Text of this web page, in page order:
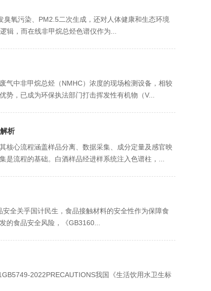
氧污染、PM2.5二次生成，还对人体健康和生态环境
辑，而在线非甲烷总烃色谱仪作为...
气中非甲烷总烃（NMHC）浓度的现场检测设备，相较
，已成为环保执法部门打击挥发性有机物（V...
析
核心流程涵盖样品分离、数据采集、成分定量及感官映
流程的基础。白酒样品经进样系统注入色谱柱，...
全关乎国计民生，食品接触材料的安全性作为保障食
的食品安全风险，《GB3160...
2022PRECAUTIONS我国《生活饮用水卫生标